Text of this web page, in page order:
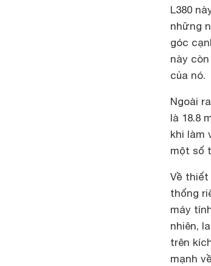
L380
những
góc
này
của nó.
Ngoài
là 18.8
khi làm
một số
Về
thống
máy
nhiên,
trên
mạnh